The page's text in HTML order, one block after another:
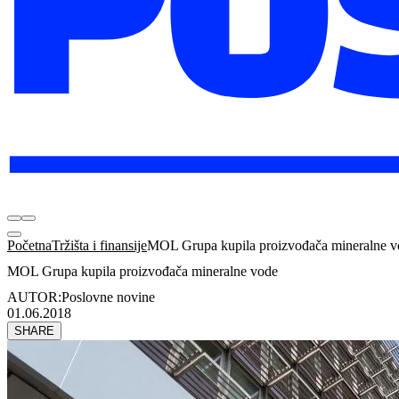
PočetnaTržišta i finansijeMOL Grupa kupila proizvođača mineralne
MOL Grupa kupila proizvođača mineralne vode
AUTOR:Poslovne novine
01.06.2018
SHARE